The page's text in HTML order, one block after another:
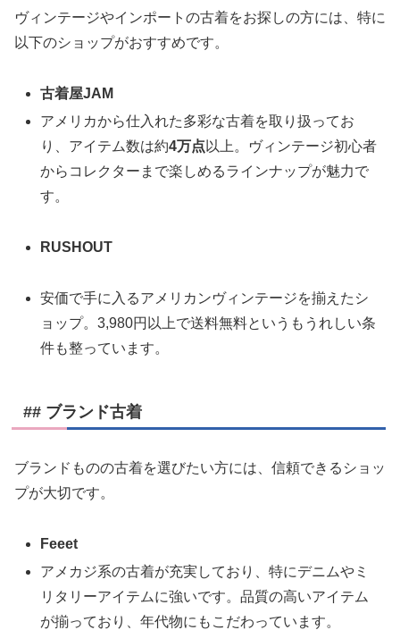
ヴィンテージやインポートの古着をお探しの方には、特に
以下のショップがおすすめです。
古着屋JAM
アメリカから仕入れた多彩な古着を取り扱ってお
り、アイテム数は約4万点 以上。ヴィンテージ初心者
からコレクターまで楽しめるラインナップが魅力で
す。
RUSHOUT
安価で手に入るアメリカンヴィンテージを揃えたシ
ョップ。3,980円以上で送料無料というもうれしい条
件も整っています。
## ブランド古着
ブランドものの古着を選びたい方には、信頼できるショッ
プが大切です。
Feeet
アメカジ系の古着が充実しており、特にデニムやミ
リタリーアイテムに強いです。品質の高いアイテム
が揃っており、年代物にもこだわっています。